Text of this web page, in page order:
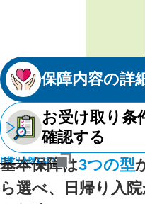
保障内容の詳
お受け取り条
確認する
基本保障は3つの型
ら選べ、日帰り入
日帰り入院とは？